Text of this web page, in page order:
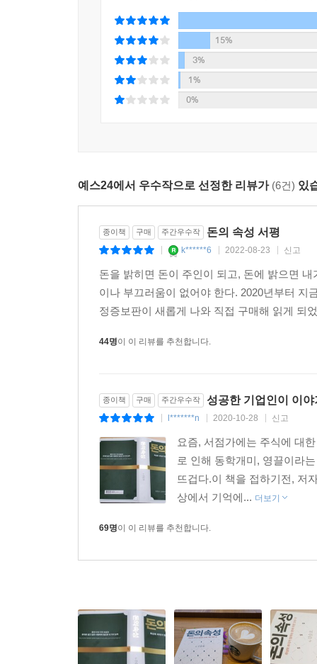
실패할 권리
책이 부자로 만들어줄까?
신은 왜 공평하지 않을까?
항상 투자만 하는 송 사장과 항상 화가 나 있는 그
동업을 어떻게 생각하세요?
돈을 모으는 네 가지 습관
에필로그
[도서] 김승호의 100번 노트
※ 사용자가 직접 작성해 완성하는 노트 형식의 도
15%
3%
1%
0%
예스24에서 우수작으로 선정한 리뷰가 (6건) 있
종이책 구매 주간우수작 돈의 속성 서평
k******6 2022-08-23 신고
돈을 밝히면 돈이 주인이 되고, 돈에 밝으면
이나 부끄러움이 없어야 한다. 2020년부터 지
정증보판이 새롭게 나와 직접 구매해 읽게 되
44명이 이 리뷰를 추천합니다.
종이책 구매 주간우수작 성공한 기업인이 이
l*******n 2020-10-28 신고
요즘, 서점가에는 주식에 대
로 인해 동학개미, 영끌이라
뜨겁다.이 책을 접하기전, 저
상에서 기억에... 더보기
69명이 이 리뷰를 추천합니다.